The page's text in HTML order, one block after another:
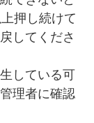
押し続けて
してくださ
している可
理者に確認